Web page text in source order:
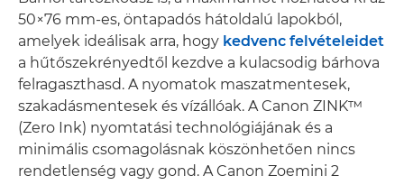
50×76 mm-es, öntapadós hátoldalú lapokból,
amelyek ideálisak arra, hogy kedvenc felvételeidet
a hűtőszekrényedtől kezdve a kulacsodig bárhova
felragaszthasd. A nyomatok maszatmentesek,
szakadásmentesek és vízállóak. A Canon ZINK™
(Zero Ink) nyomtatási technológiájának és a
minimális csomagolásnak köszönhetően nincs
rendetlenség vagy gond. A Canon Zoemini 2